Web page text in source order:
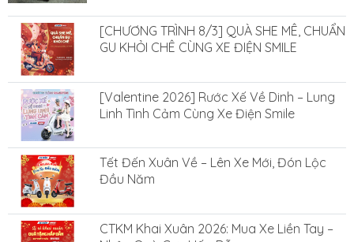
[CHƯƠNG TRÌNH 8/3] QUÀ SHE MÊ, CHUẨN
GU KHỎI CHÊ CÙNG XE ĐIỆN SMILE
[Valentine 2026] Rước Xế Về Dinh – Lung
Linh Tình Cảm Cùng Xe Điện Smile
Tết Đến Xuân Về – Lên Xe Mới, Đón Lộc
Đầu Năm
CTKM Khai Xuân 2026: Mua Xe Liền Tay –